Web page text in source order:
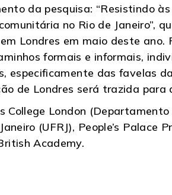
da pesquisa: “Resistindo
no Rio de Janeiro”,
Londres em maio deste
formais e informais,
especificamente das favelas
de Londres será trazida para
College London
(UFRJ), People’s
Academy.